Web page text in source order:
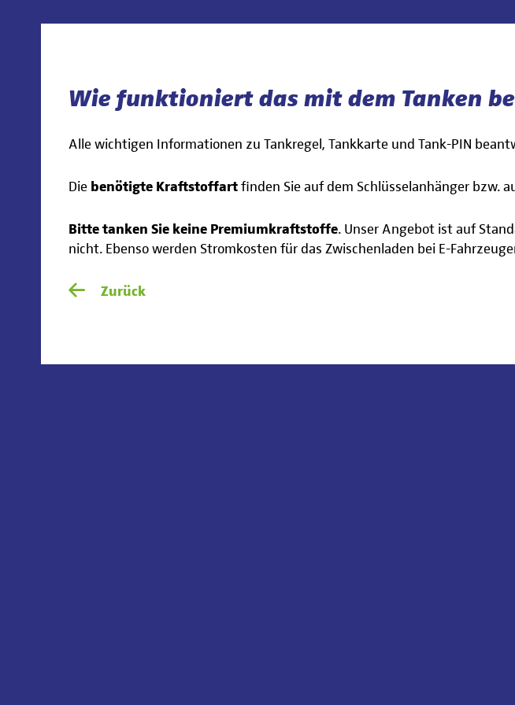
Wie funktioniert das mit dem Tanken
Alle wichtigen Informationen zu Tankregel, Tankkarte und Tank-PIN
Die benötigte Kraftstoffart finden Sie auf dem Schlüsselanhänger bzw.
Bitte tanken Sie keine Premiumkraftstoffe. Unser Angebot ist auf
nicht. Ebenso werden Stromkosten für das Zwischenladen bei E-
Zurück